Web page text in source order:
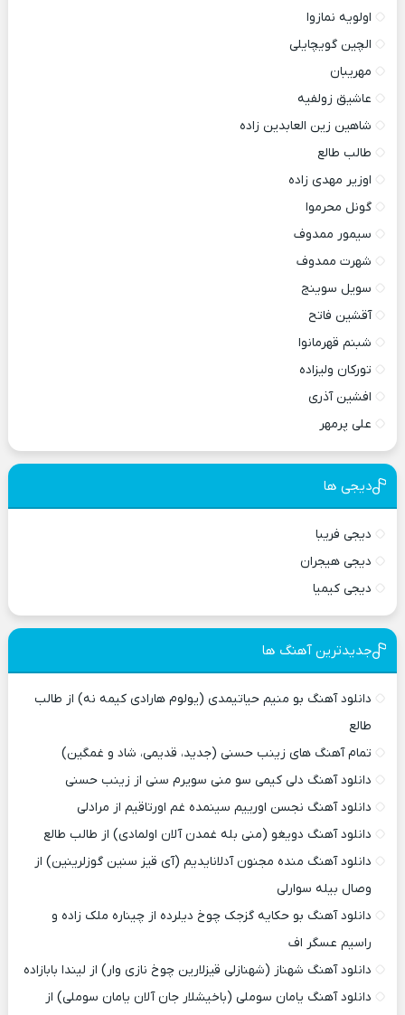
اولویه نمازوا
الچین گویچایلی
مهریبان
عاشیق زولفیه
شاهین زین العابدین زاده
طالب طالع
اوزیر مهدی زاده
گونل محرموا
سیمور ممدوف
شهرت ممدوف
سویل سوینج
آقشین فاتح
شبنم قهرمانوا
تورکان ولیزاده
افشین آذری
علی پرمهر
دیجی ها
دیجی فریبا
دیجی هیجران
دیجی کیمیا
جدیدترین آهنگ ها
دانلود آهنگ بو منیم حیاتیمدی (یولوم هارادی کیمه نه) از طالب
طالع
تمام آهنگ های زینب حسنی (جدید، قدیمی، شاد و غمگین)
دانلود آهنگ دلی کیمی سو منی سویرم سنی از زینب حسنی
دانلود آهنگ نجسن اورییم سینمده غم اورتاقیم از مرادلی
دانلود آهنگ دویغو (منی بله غمدن آلان اولمادی) از طالب طالع
دانلود آهنگ منده مجنون آدلانایدیم (آی قیز سنین گوزلرینین) از
وصال بیله سوارلی
دانلود آهنگ بو حکایه گزجک چوخ دیلرده از چیناره ملک زاده و
راسیم عسگر اف
دانلود آهنگ شهناز (شهنازلی قیزلارین چوخ نازی وار) از لیندا بابازاده
دانلود آهنگ یامان سوملی (باخیشلار جان آلان یامان سوملی) از